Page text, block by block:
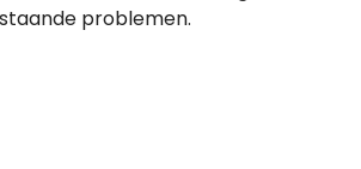
problemen.